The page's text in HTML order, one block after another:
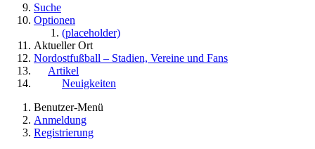
Suche
Optionen
(placeholder)
Aktueller Ort
Nordostfußball – Stadien, Vereine und Fans
Artikel
Neuigkeiten
Benutzer-Menü
Anmeldung
Registrierung